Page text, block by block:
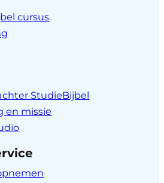
cursus
StudieBijbel
en missie